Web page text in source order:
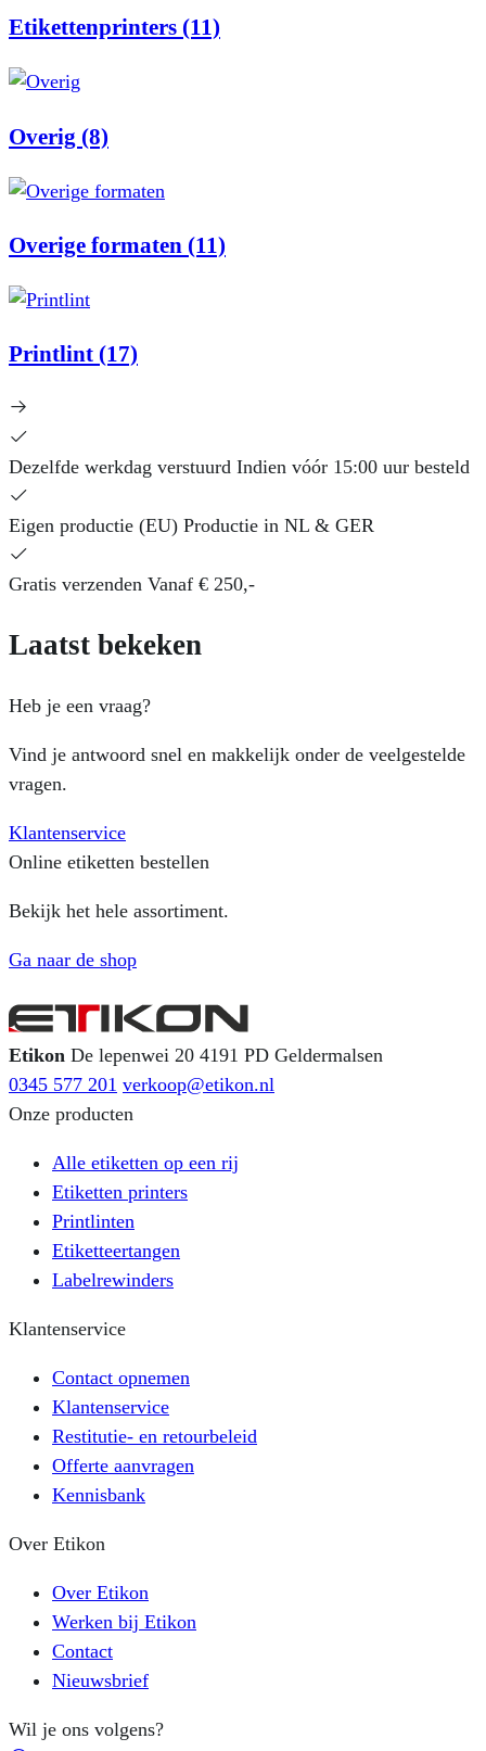
Etikettenprinters (11)
Overig (8)
Overige formaten (11)
Printlint (17)
Dezelfde werkdag verstuurd Indien vóór 15:00 uur besteld
Eigen productie (EU) Productie in NL & GER
Gratis verzenden Vanaf € 250,-
Laatst bekeken
Heb je een vraag?
Vind je antwoord snel en makkelijk onder de veelgestelde
vragen.
Klantenservice
Online etiketten bestellen
Bekijk het hele assortiment.
Ga naar de shop
Etikon De lepenwei 20 4191 PD Geldermalsen
0345 577 201 verkoop@etikon.nl
Onze producten
Alle etiketten op een rij
Etiketten printers
Printlinten
Etiketteertangen
Labelrewinders
Klantenservice
Contact opnemen
Klantenservice
Restitutie- en retourbeleid
Offerte aanvragen
Kennisbank
Over Etikon
Over Etikon
Werken bij Etikon
Contact
Nieuwsbrief
Wil je ons volgens?